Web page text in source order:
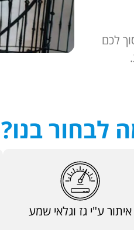
לכם
לבחור בנו?
איתור ע"י גז וגלאי שמע